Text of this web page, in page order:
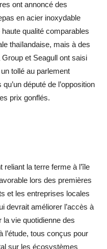
ont annoncé des
en acier inoxydable
qualité comparables
thaïlandaise, mais à des
et Seagull ont saisi
tollé au parlement
député de l’opposition
prix gonflés.
reliant la terre ferme à l’île
lors des premières
et les entreprises locales
devrait améliorer l’accès à
la vie quotidienne des
l’étude, tous conçus pour
sur les écosystèmes